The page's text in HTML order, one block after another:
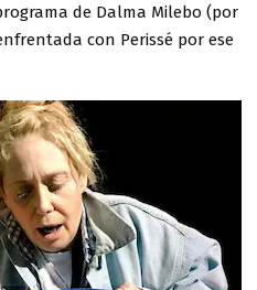
de Dalma Milebo (por
con Perissé por ese